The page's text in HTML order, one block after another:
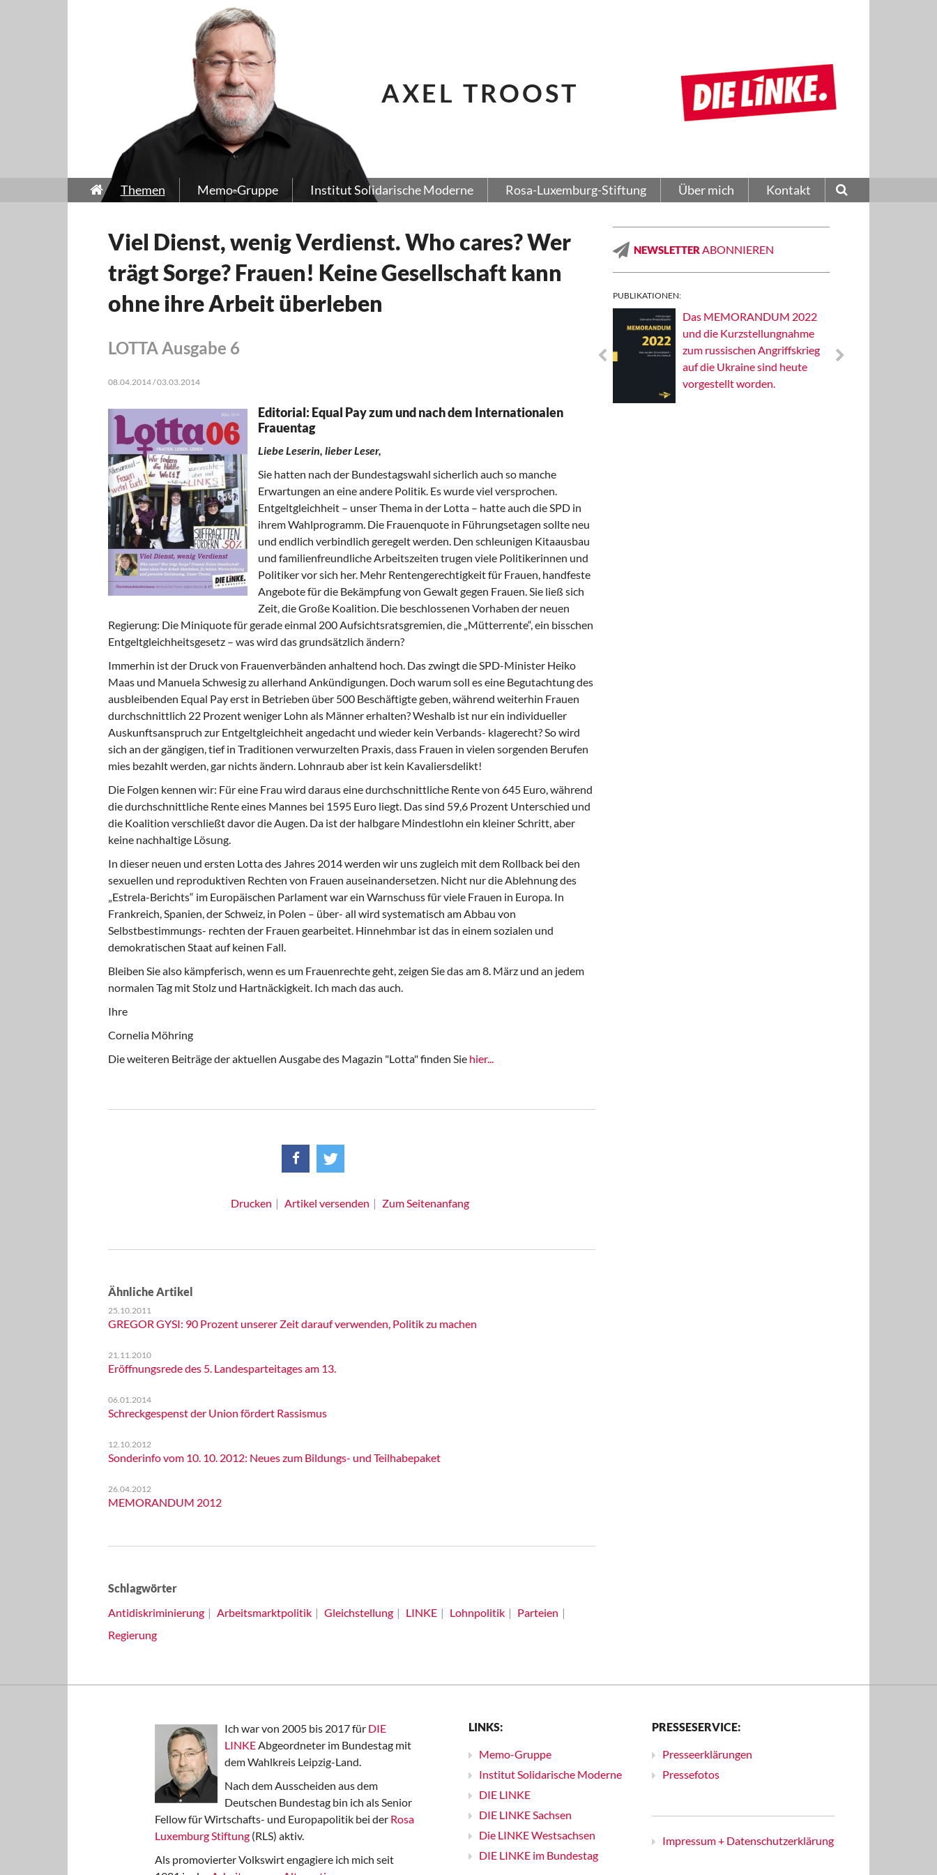
AXEL TROOST
Themen Memo-Gruppe Institut Solidarische Moderne Rosa-Luxemburg-Stiftung Über mich Kontakt
Viel Dienst, wenig Verdienst. Who cares? Wer
trägt Sorge? Frauen! Keine Gesellschaft kann
ohne ihre Arbeit überleben
LOTTA Ausgabe 6
08.04.2014 / 03.03.2014
Editorial: Equal Pay zum und nach dem Internationalen
Frauentag
Liebe Leserin, lieber Leser,
Sie hatten nach der Bundestagswahl sicherlich auch so manche
Erwartungen an eine andere Politik. Es wurde viel versprochen.
Entgeltgleichheit – unser Thema in der Lotta – hatte auch die SPD in
ihrem Wahlprogramm. Die Frauenquote in Führungsetagen sollte neu
und endlich verbindlich geregelt werden. Den schleunigen Kitaausbau
und familienfreundliche Arbeitszeiten trugen viele Politikerinnen und
Politiker vor sich her. Mehr Rentengerechtigkeit für Frauen, handfeste
Angebote für die Bekämpfung von Gewalt gegen Frauen. Sie ließ sich
Zeit, die Große Koalition. Die beschlossenen Vorhaben der neuen
Regierung: Die Miniquote für gerade einmal 200 Aufsichtsratsgremien, die „Mütterrente“, ein bisschen
Entgeltgleichheitsgesetz – was wird das grundsätzlich ändern?
Immerhin ist der Druck von Frauenverbänden anhaltend hoch. Das zwingt die SPD-Minister Heiko
Maas und Manuela Schwesig zu allerhand Ankündigungen. Doch warum soll es eine Begutachtung des
ausbleibenden Equal Pay erst in Betrieben über 500 Beschäftigte geben, während weiterhin Frauen
durchschnittlich 22 Prozent weniger Lohn als Männer erhalten? Weshalb ist nur ein individueller
Auskunftsanspruch zur Entgeltgleichheit angedacht und wieder kein Verbands- klagerecht? So wird
sich an der gängigen, tief in Traditionen verwurzelten Praxis, dass Frauen in vielen sorgenden Berufen
mies bezahlt werden, gar nichts ändern. Lohnraub aber ist kein Kavaliersdelikt!
Die Folgen kennen wir: Für eine Frau wird daraus eine durchschnittliche Rente von 645 Euro, während
die durchschnittliche Rente eines Mannes bei 1595 Euro liegt. Das sind 59,6 Prozent Unterschied und
die Koalition verschließt davor die Augen. Da ist der halbgare Mindestlohn ein kleiner Schritt, aber
keine nachhaltige Lösung.
In dieser neuen und ersten Lotta des Jahres 2014 werden wir uns zugleich mit dem Rollback bei den
sexuellen und reproduktiven Rechten von Frauen auseinandersetzen. Nicht nur die Ablehnung des
„Estrela-Berichts“ im Europäischen Parlament war ein Warnschuss für viele Frauen in Europa. In
Frankreich, Spanien, der Schweiz, in Polen – über- all wird systematisch am Abbau von
Selbstbestimmungs- rechten der Frauen gearbeitet. Hinnehmbar ist das in einem sozialen und
demokratischen Staat auf keinen Fall.
Bleiben Sie also kämpferisch, wenn es um Frauenrechte geht, zeigen Sie das am 8. März und an jedem
normalen Tag mit Stolz und Hartnäckigkeit. Ich mach das auch.
Ihre
Cornelia Möhring
Die weiteren Beiträge der aktuellen Ausgabe des Magazin "Lotta" finden Sie hier...
Drucken Artikel versenden Zum Seitenanfang
Ähnliche Artikel
25.10.2011
GREGOR GYSI: 90 Prozent unserer Zeit darauf verwenden, Politik zu machen
21.11.2010
Eröffnungsrede des 5. Landesparteitages am 13.
06.01.2014
Schreckgespenst der Union fördert Rassismus
12.10.2012
Sonderinfo vom 10. 10. 2012: Neues zum Bildungs- und Teilhabepaket
26.04.2012
MEMORANDUM 2012
Schlagwörter
Antidiskriminierung
Arbeitsmarktpolitik Gleichstellung LINKE Lohnpolitik
Parteien
Regierung
NEWSLETTER ABONNIEREN
PUBLIKATIONEN:
Das MEMORANDUM 2022
und die Kurzstellungnahme
zum russischen Angriffskrieg
auf die Ukraine sind heute
vorgestellt worden.
Ich war von 2005 bis 2017 für DIE
LINKEAbgeordneter im Bundestag mit
dem Wahlkreis Leipzig-Land.
Nach dem Ausscheiden aus dem
Deutschen Bundestag bin ich als Senior
Fellow für Wirtschafts- und Europapolitik bei der Rosa
Luxemburg Stiftung (RLS) aktiv.
Als promovierter Volkswirt engagiere ich mich seit
LINKS:
Memo-Gruppe
Institut Solidarische Moderne
DIE LINKE
DIE LINKE Sachsen
Die LINKE Westsachsen
DIE LINKE im Bundestag
PRESSESERVICE:
Presseerklärungen
Pressefotos
Impressum + Datenschutzerklärung